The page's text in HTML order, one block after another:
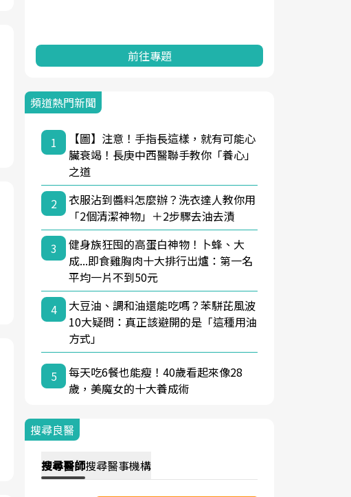
前往專題
頻道熱門新聞
1
【圖】注意！手指長這樣，就有可能心
臟衰竭！長庚中西醫聯手教你「養心」
之道
2
衣服沾到醬料怎麼辦？洗衣達人教你用
「2個清潔神物」＋2步驟去油去漬
3
健身族狂囤的高蛋白神物！卜蜂、大
成...即食雞胸肉十大排行出爐：第一名
平均一片不到50元
4
大豆油、調和油還能吃嗎？苯駢芘風波
10大疑問：真正該避開的是「這種用油
方式」
5
每天吃6餐也能瘦！40歲看起來像28
歲，美魔女的十大養成術
搜尋良醫
搜尋醫師搜尋醫事機構